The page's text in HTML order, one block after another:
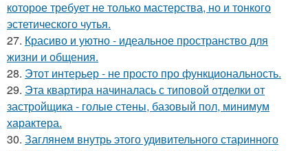
которое требует не только мастерства, но и тонкого
эстетического чутья.
27. Красиво и уютно - идеальное пространство для
жизни и общения.
28. Этот интерьер - не просто про функциональность.
29. Эта квартира начиналась с типовой отделки от
застройщика - голые стены, базовый пол, минимум
характера.
30. Заглянем внутрь этого удивительного старинного